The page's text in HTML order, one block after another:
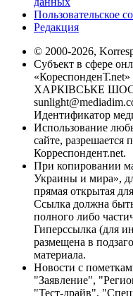
Пользовательское
Редакция
© 2000-2026,
Субъект в сфере
ХАРКІВСЬКЕ ШОСЕ,
Идентификатор
Использование
сайте, разрешается
Корреспондент.net.
При копировании
Украины и мира»,
прямая открытая
Ссылка должна
полного либо
Гиперссылка (для
размещена в
материала.
Новости с
"Заявление",
"Тест-драйв",